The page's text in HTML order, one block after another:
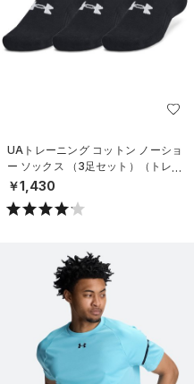
UAトレーニング コットン ノーショ
ー ソックス （3足セット）（トレー
ニング/UNISEX）
￥1,430